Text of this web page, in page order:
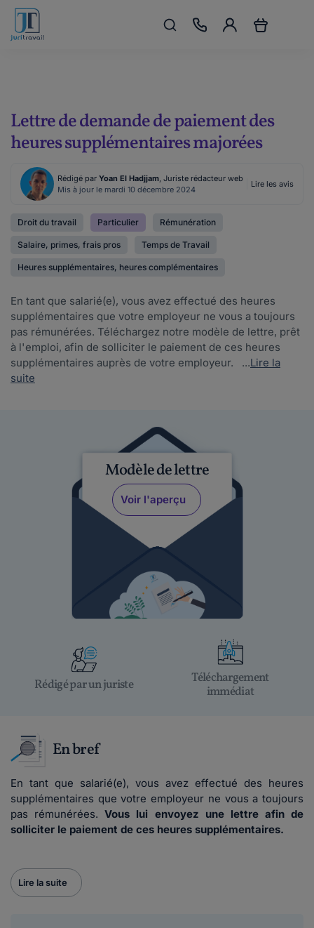
Modèle de lettre
Voir l'aperçu
Lettre de demande de paiement des
heures supplémentaires majorées
Rédigé par Yoan El Hadjjam, Juriste rédacteur web
Mis à jour le mardi 10 décembre 2024
Lire les avis
Droit du travail Particulier Rémunération
Salaire, primes, frais pros Temps de Travail
Heures supplémentaires, heures complémentaires
En tant que salarié(e), vous avez effectué des heures
supplémentaires que votre employeur ne vous a toujours
pas rémunérées. Téléchargez notre modèle de lettre, prêt
à l'emploi, afin de solliciter le paiement de ces heures
supplémentaires auprès de votre employeur. ...Lire la
suite
Rédigé par un juriste
Téléchargement
immédiat
En bref
En tant que salarié(e), vous avez effectué des heures
supplémentaires que votre employeur ne vous a toujours
pas rémunérées.Vous lui envoyez une lettre afin de
solliciter le paiement de ces heures supplémentaires.
Lire la suite